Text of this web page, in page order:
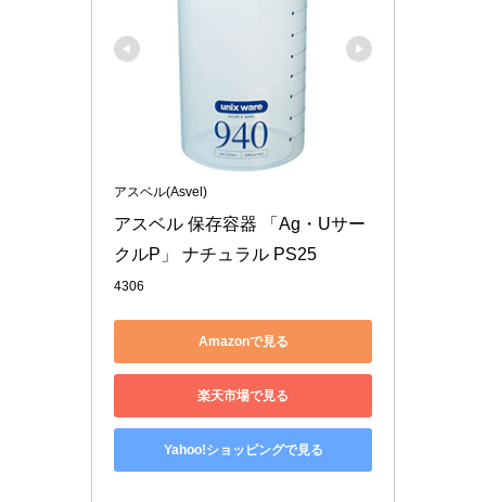
アスベル(Asvel)
アスベル 保存容器 「Ag・Uサー
クルP」 ナチュラル PS25
4306
Amazonで見る
楽天市場で見る
Yahoo!ショッピングで見る